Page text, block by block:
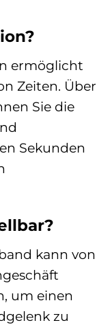
ermöglicht
Zeiten. Über
Sie die
Sekunden
kann von
um einen
zu